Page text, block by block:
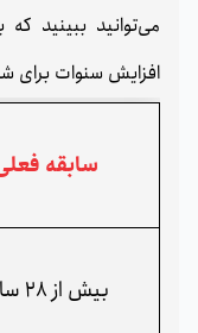
می‌توانید ببینید
افزایش سنوات برای
سابقه
بیش از 28 سال